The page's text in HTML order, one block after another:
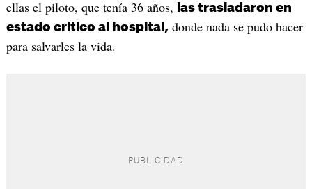
ellas el piloto, que tenía 36 años,
las trasladaron en
estado crítico al hospital, donde nada se pudo hacer
para salvarles la vida.